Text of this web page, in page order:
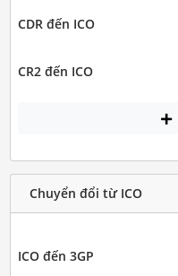
CDR đến ICO
CR2 đến ICO
Chuyển đổi từ ICO
ICO đến 3GP